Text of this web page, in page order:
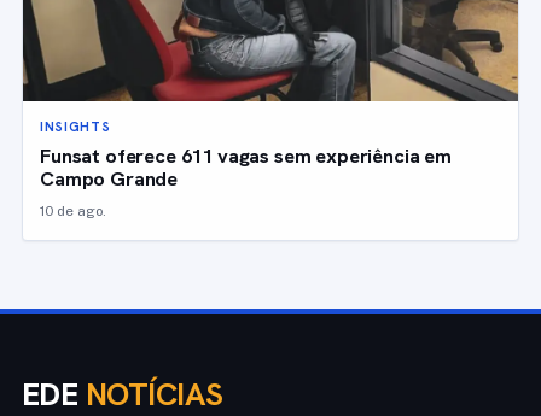
INSIGHTS
Funsat oferece 611 vagas sem experiência em
Campo Grande
10 de ago.
EDE NOTÍCIAS